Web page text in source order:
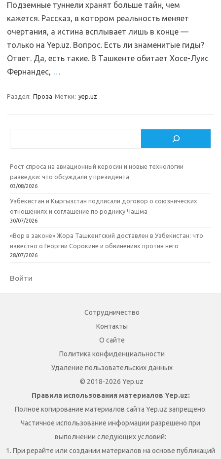
Подземные туннели хранят больше тайн, чем
кажется. Рассказ, в котором реальность меняет
очертания, а истина всплывает лишь в конце —
только на Yep.uz. Вопрос. Есть ли знаменитые гиды?
Ответ. Да, есть такие. В Ташкенте обитает Хосе-Луис
Фернандес, …
Раздел: Проза Метки: yep.uz
Рост спроса на авиационный керосин и новые технологии
разведки: что обсуждали у президента
03/08/2026
Узбекистан и Кыргызстан подписали договор о союзнических
отношениях и соглашение по роднику Чашма
30/07/2026
«Вор в законе» Жора Ташкентский доставлен в Узбекистан: что
известно о Георгии Сорокине и обвинениях против него
28/07/2026
Войти
Сотрудничество
Контакты
О сайте
Политика конфиденциальности
Удаление пользовательских данных
© 2018-2026 Yep.uz
Правила использования материалов Yep.uz:
Полное копирование материалов сайта Yep.uz запрещено.
Частичное использование информации разрешено при
выполнении следующих условий:
1. При рерайте или создании материалов на основе публикаций